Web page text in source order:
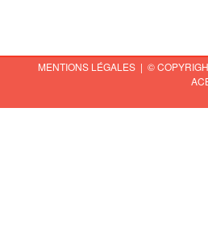
MENTIONS LÉGALES| ©